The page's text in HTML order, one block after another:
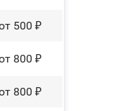
500 ₽
800 ₽
800 ₽